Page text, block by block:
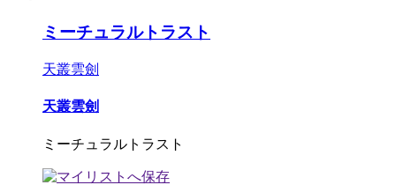
ミーチュラルトラスト
天叢雲劍
天叢雲劍
ミーチュラルトラスト